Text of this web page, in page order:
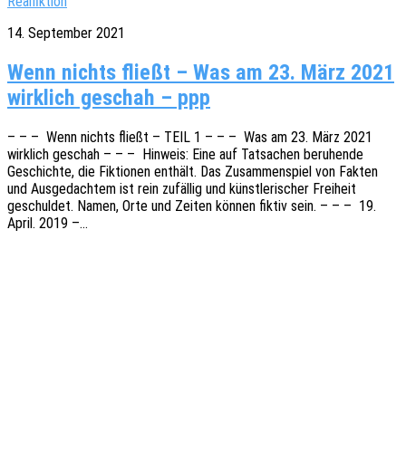
14. September 2021
Wenn nichts fließt – Was am 23. März 2021
wirklich geschah – ppp
– – – Wenn nichts fließt – TEIL 1 – – – Was am 23. März 2021
wirk­lich geschah – – – Hinweis: Eine auf Tatsa­chen beru­hen­de
Geschich­te, die Fiktio­nen enthält. Das Zusam­men­spiel von Fakten
und Ausge­dach­tem ist rein zufäl­lig und künst­le­ri­scher Frei­heit
geschul­det. Namen, Orte und Zeiten können fiktiv sein. – – – 19.
April. 2019 –…